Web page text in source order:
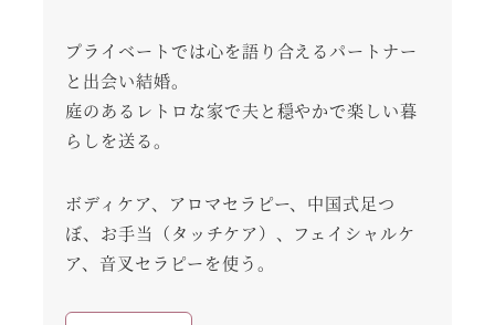
プライベートでは心を語り合えるパートナー
と出会い結婚。
庭のあるレトロな家で夫と穏やかで楽しい暮
らしを送る。
ボディケア、アロマセラピー、中国式足つ
ぼ、お手当（タッチケア）、フェイシャルケ
ア、音叉セラピーを使う。